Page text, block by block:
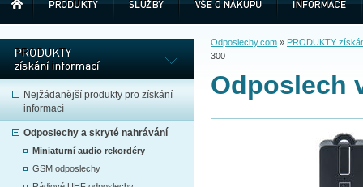
Nejžádanější produkty pro získání
informací
Odposlechy a skryté nahrávání
Miniaturní audio rekordéry
GSM odposlechy
Odposlechy.com » PRODUKTY
300
Odposlech